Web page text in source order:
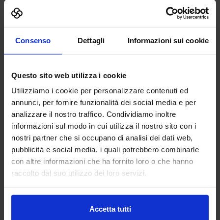
Consenso Dettagli Informazioni sui cookie
Questo sito web utilizza i cookie
Utilizziamo i cookie per personalizzare contenuti ed
annunci, per fornire funzionalità dei social media e per
analizzare il nostro traffico. Condividiamo inoltre
informazioni sul modo in cui utilizza il nostro sito con i
nostri partner che si occupano di analisi dei dati web,
pubblicità e social media, i quali potrebbero combinarle
con altre informazioni che ha fornito loro o che hanno
raccolto dal suo utilizzo dei loro servizi.
Accetta tutti
MACCHINE UTENSILI
Padiglione: Pad. 16Stand:A08
Aggiungi ai preferiti
Vai alla scheda
BRENTECH SRL